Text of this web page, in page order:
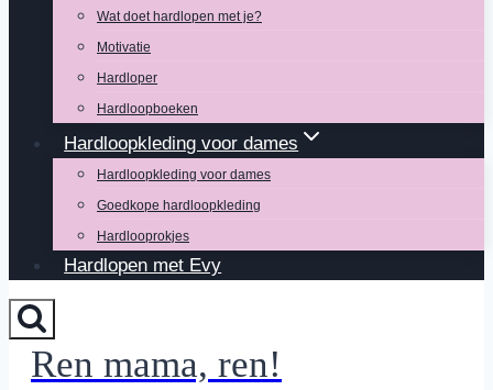
Wat doet hardlopen met je?
Motivatie
Hardloper
Hardloopboeken
Hardloopkleding voor dames
Hardloopkleding voor dames
Goedkope hardloopkleding
Hardlooprokjes
Hardlopen met Evy
Ren mama, ren!